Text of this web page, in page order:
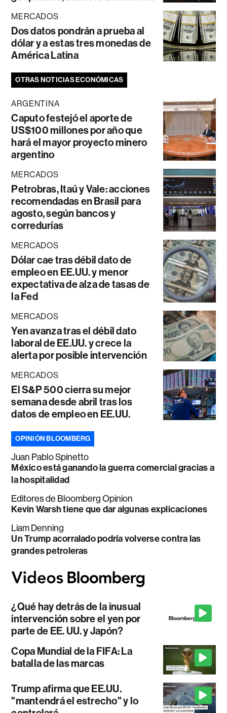
MERCADOS
Dos datos pondrán a prueba al
dólar y a estas tres monedas de
América Latina
OTRAS NOTICIAS ECONÓMICAS
ARGENTINA
Caputo festejó el aporte de
US$100 millones por año que
hará el mayor proyecto minero
argentino
MERCADOS
Petrobras, Itaú y Vale: acciones
recomendadas en Brasil para
agosto, según bancos y
corredurías
MERCADOS
Dólar cae tras débil dato de
empleo en EE.UU. y menor
expectativa de alza de tasas de
la Fed
MERCADOS
Yen avanza tras el débil dato
laboral de EE.UU. y crece la
alerta por posible intervención
MERCADOS
El S&P 500 cierra su mejor
semana desde abril tras los
datos de empleo en EE.UU.
OPINIÓN BLOOMBERG
Juan Pablo Spinetto
México está ganando la guerra comercial gracias a
la hospitalidad
Editores de Bloomberg Opinion
Kevin Warsh tiene que dar algunas explicaciones
Liam Denning
Un Trump acorralado podría volverse contra las
grandes petroleras
¿Qué hay detrás de la inusual
intervención sobre el yen por
parte de EE. UU. y Japón?
Copa Mundial de la FIFA: La
batalla de las marcas
Trump afirma que EE.UU.
"mantendrá el estrecho" y lo